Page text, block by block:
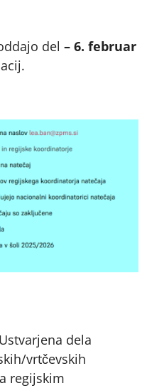
del – 6. februar
dela
vrtčevskih
regijskim